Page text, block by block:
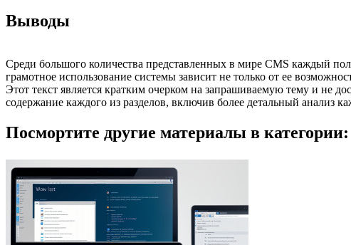
Выводы
Среди большого количества представленных в мире CMS каждый
грамотное использование системы зависит не только от ее
Этот текст является кратким очерком на запрашиваемую тему и не
содержание каждого из разделов, включив более детальный анализ
Посмортите другие материалы в